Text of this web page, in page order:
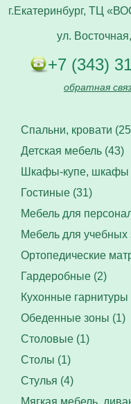
г.Екатеринбург, ТЦ
ул.
+7 (343)
обратная
Спальни, кровати
Детская мебель (43)
Шкафы-купе, шкафы
Гостиные (31)
Мебель для
Мебель для учебных
Ортопедические
Гардеробные (2)
Кухонные гарнитуры
Обеденные зоны (1)
Столовые (1)
Столы (1)
Стулья (4)
Мягкая мебель,